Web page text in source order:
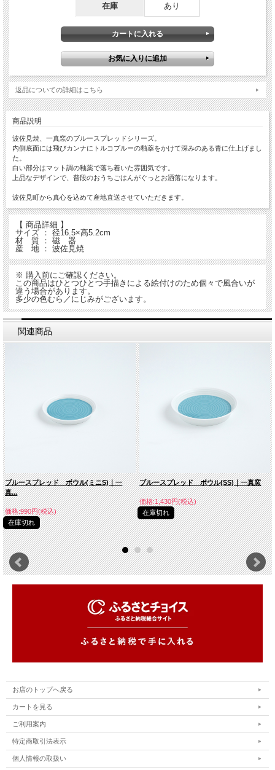
在庫 あり
返品についての詳細はこちら
商品説明
波佐見焼、一真窯のブルースプレッドシリーズ。
内側底面には飛びカンナにトルコブルーの釉薬をかけて深みのある青に仕上げまし
た。
白い部分はマット調の釉薬で落ち着いた雰囲気です。
上品なデザインで、普段のおうちごはんがぐっとお洒落になります。
波佐見町から真心を込めて産地直送させていただきます。
【 商品詳細 】
サイズ ： 径16.5×高5.2cm
材 質 ： 磁 器
産 地 ： 波佐見焼
※ 購入前にご確認ください。
この商品はひとつひとつ手描きによる絵付けのため個々で風合いが
違う場合があります。
多少の色むら／にじみがございます。
関連商品
ブルースプレッド ボウル(ミニS)｜一
真...
価格:990円(税込)
在庫切れ
ブルースプレッド ボウル(SS)｜一真窯
価格:1,430円(税込)
在庫切れ
お店のトップへ戻る
カートを見る
ご利用案内
特定商取引法表示
個人情報の取扱い